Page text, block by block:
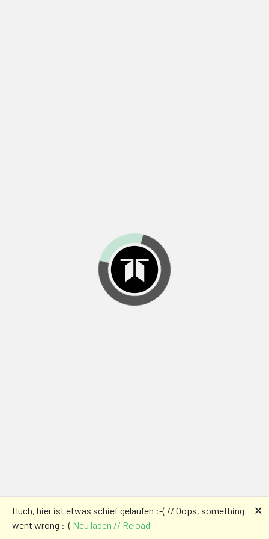
Huch, hier ist etwas schief gelaufen :-( // Oops, something
went wrong :-( Neu laden // Reload
🗙